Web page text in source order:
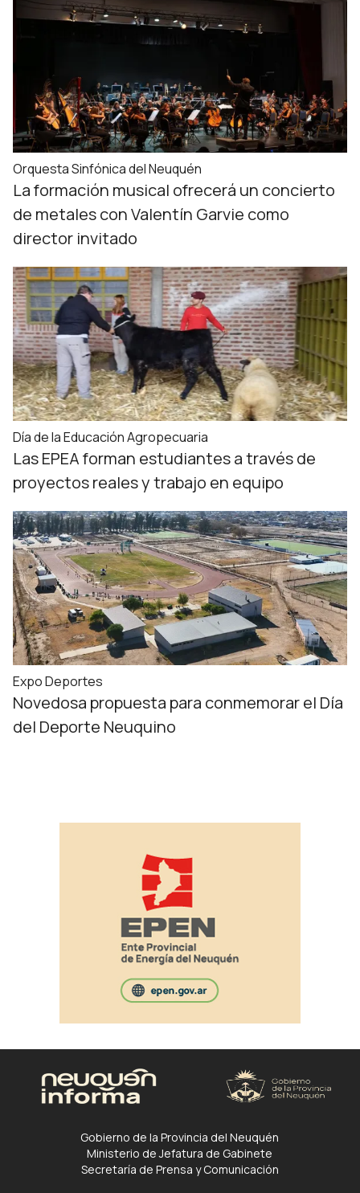
Orquesta Sinfónica del Neuquén
La formación musical ofrecerá un concierto
de metales con Valentín Garvie como
director invitado
Día de la Educación Agropecuaria
Las EPEA forman estudiantes a través de
proyectos reales y trabajo en equipo
Expo Deportes
Novedosa propuesta para conmemorar el Día
del Deporte Neuquino
Gobierno de la Provincia del Neuquén
Ministerio de Jefatura de Gabinete
Secretaría de Prensa y Comunicación